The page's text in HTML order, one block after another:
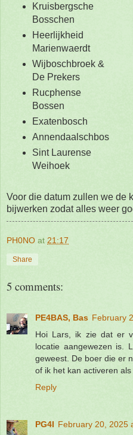
Kruisbergsche
Bosschen
Heerlijkheid
Marienwaerdt
Wijboschbroek &
De Prekers
Rucphense
Bossen
Exatenbosch
Annendaalschbos
Sint Laurense
Weihoek
Voor die datum zullen we de
bijwerken zodat alles weer
PH0NO at 21:17
Share
5 comments:
PE4BAS, Bas February
Hoi Lars, ik zie dat er
locatie aangewezen is.
geweest. De boer die er
of ik het kan activeren
Reply
PG4I February 20, 2025